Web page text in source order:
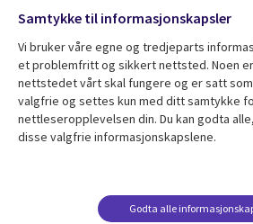
Resource center
følg oss
Social
Media
NORWAY
Samtykke til informasjonskapsler
Vi bruker våre egne og tredjeparts
et problemfritt og sikkert nettsted. Noen
nettstedet vårt skal fungere og er satt
valgfrie og settes kun med ditt samtykke
nettleseropplevelsen din. Du kan godta
disse valgfrie informasjonskapslene.
Godta alle